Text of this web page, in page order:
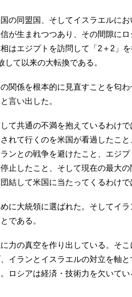
の同盟国、そしてイスラエルに
が生まれつつあり、その間隙に
はエジプトを訪問して「2＋2」
て以来の大転換である。
関係を根本的に見直すことを匂わ
言い出した。
て共通の不満を抱えているわけ
れて行くのを米国が看過したこ
ンとの戦争を避けたこと、エジ
止したこと、そして現在の最大
結して米国に当たってくるわけで
に大統領に選ばれた。そしてイラ
である。
力の真空を作り出している。そ
イランとイスラエルの対立を軸
ロシアは経済・技術力を欠いてい